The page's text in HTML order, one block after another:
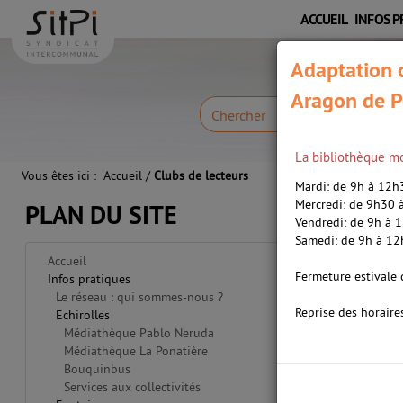
menu
contenu
Chercher
Vous êtes ici : Accueil /Clubs de lecteurs
ACCUEIL INFOS
PLAN DU SITE
Accueil
Infos pratiques
Le réseau : qui sommes-nous ?
Echirolles
Médiathèque Pablo Neruda
Médiathèque La Ponatière
Bouquinbus
Services aux collectivités
Adaptation
Aragon de
La bibliothèque
Mardi: de 9h à
Mercredi: de 9h30
Vendredi: de 9h à
Samedi: de 9h à
Fermeture
Reprise des